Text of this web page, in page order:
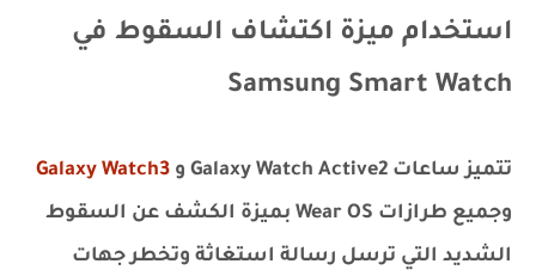
استخدام ميزة اكتشاف السقوط في
Samsung Smart Watch
تتميز ساعات Galaxy Watch Active2 و
Galaxy Watch3
وجميع طرازات Wear OS بميزة الكشف عن السقوط
الشديد التي ترسل رسالة استغاثة وتخطر جهات